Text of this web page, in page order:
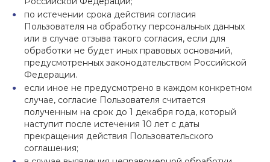
по истечении срока действия согласия
Пользователя на обработку персональных данных
или в случае отзыва такого согласия, если для
обработки не будет иных правовых оснований,
предусмотренных законодательством Российской
Федерации.
если иное не предусмотрено в каждом конкретном
случае, согласие Пользователя считается
полученным на срок до 1 декабря года, который
наступит после истечения 10 лет с даты
прекращения действия Пользовательского
соглашения;